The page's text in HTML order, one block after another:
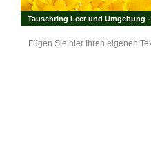
Tauschring Leer und Umgebung
Fügen Sie hier Ihren eigenen